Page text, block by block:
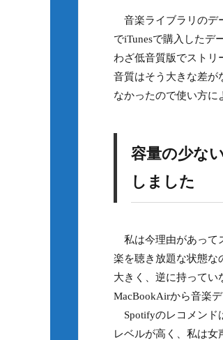
音楽ライブラリのデ
でiTunesで購入したデ
わざ低音質版でストリ
音質はそう大きな差が
なかったので使い方に
容量の少な
しました
私は今理由があって
楽を聴き放題な状態な
大きく、逆に持ってい
MacBookAirから音楽
Spotifyのレコメンド
レベルが高く、私は女